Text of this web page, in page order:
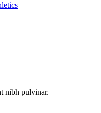
nibh pulvinar.